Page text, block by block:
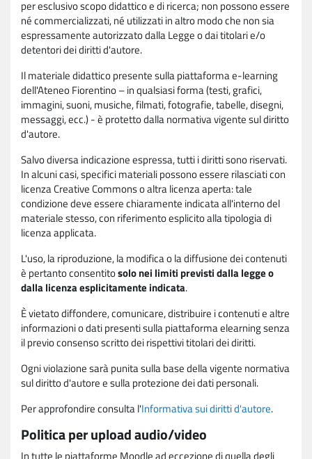
per esclusivo scopo didattico e di ricerca; non possono essere
né commercializzati, né utilizzati in altro modo che non sia
espressamente autorizzato dalla Legge o dai titolari e/o
detentori dei diritti d'autore.
Il materiale didattico presente sulla piattaforma e-learning
dell'Ateneo Fiorentino – in qualsiasi forma (testi, grafici,
immagini, suoni, musiche, filmati, fotografie, tabelle, disegni,
messaggi, ecc.) - è protetto dalla normativa vigente sul diritto
d'autore.
Salvo diversa indicazione espressa, tutti i diritti sono riservati.
In alcuni casi, specifici materiali possono essere rilasciati con
licenza Creative Commons o altra licenza aperta: tale
condizione deve essere chiaramente indicata all'interno del
materiale stesso, con riferimento esplicito alla tipologia di
licenza applicata.
L'uso, la riproduzione, la modifica o la diffusione dei contenuti
è pertanto consentitosolo nei limiti previsti dalla legge o
dalla licenza esplicitamente indicata.
È vietato diffondere, comunicare, distribuire i contenuti e altre
informazioni o dati presenti sulla piattaforma elearning senza
il previo consenso scritto dei rispettivi titolari dei diritti.
Ogni violazione sarà punita sulla base della vigente normativa
sul diritto d'autore e sulla protezione dei dati personali.
Per approfondire consulta l'Informativa sui diritti d'autore.
Politica per upload audio/video
In tutte le piattaforme Moodle ad eccezione di quella degli